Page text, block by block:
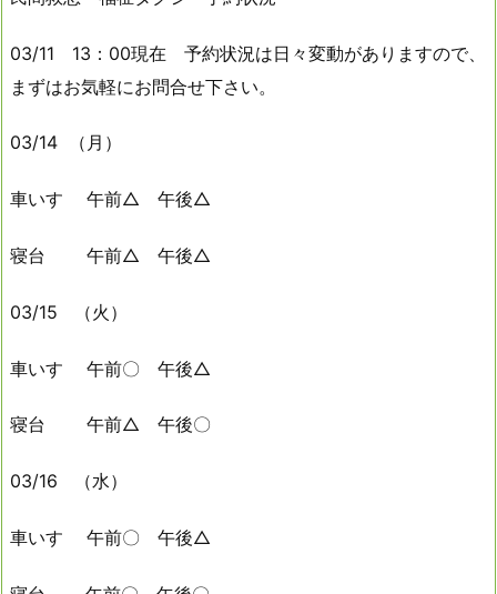
03/11 13：00現在 予約状況は日々変動がありますので、
まずはお気軽にお問合せ下さい。
03/14 （月）
車いす 午前△ 午後△
寝台 午前△ 午後△
03/15 （火）
車いす 午前〇 午後△
寝台 午前△ 午後〇
03/16 （水）
車いす 午前〇 午後△